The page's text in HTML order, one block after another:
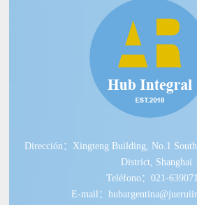
Dirección：Xingteng Building, No.1 South
District, Shanghai
Teléfono：021-
E-mail：